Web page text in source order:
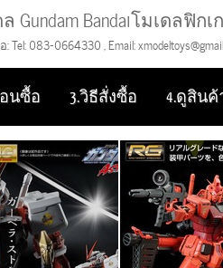
Gundam Bandaiโมเดลฟิ
083-0664330 , Email:
นซื้อ 3.วิธีสั่งซื้อ
4.ดูสิน